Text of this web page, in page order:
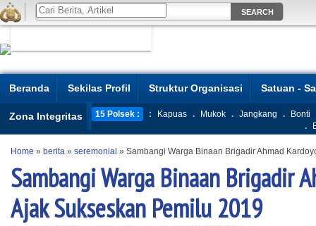
Beranda Sekilas Profil Struktur Organisasi Satuan -
Zona Integritas 15 Polsek : : Kapuas . Mukok . Jangkang .
Bonti
.
Home » berita » seremonial » Sambangi Warga Binaan Brigadir Ahmad
Sambangi Warga Binaan Brigadir
Ajak Sukseskan Pemilu 2019